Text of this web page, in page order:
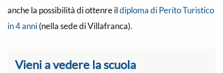
anche la possibilità di ottenre ildiploma di Perito Turistico
in 4 anni(nella sede di Villafranca).
Vieni a vedere la scuola